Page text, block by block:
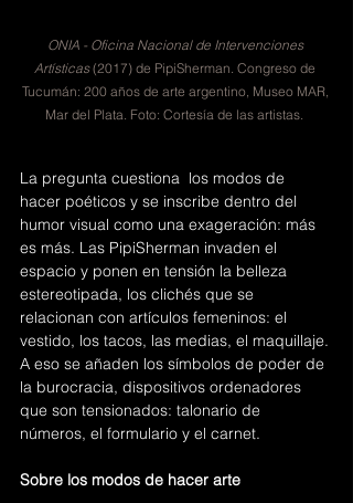
ONIA - Oficina Nacional de Intervenciones
Artísticas (2017) de PipiSherman. Congreso de
Tucumán: 200 años de arte argentino, Museo MAR,
Mar del Plata. Foto: Cortesía de las artistas.
La pregunta cuestiona  los modos de
hacer poéticos y se inscribe dentro del
humor visual como una exageración: más
es más. Las PipiSherman invaden el
espacio y ponen en tensión la belleza
estereotipada, los clichés que se
relacionan con artículos femeninos: el
vestido, los tacos, las medias, el maquillaje.
A eso se añaden los símbolos de poder de
la burocracia, dispositivos ordenadores
que son tensionados: talonario de
números, el formulario y el carnet.
Sobre los modos de hacer arte